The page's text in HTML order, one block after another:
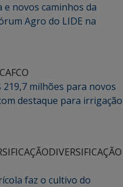
e novos caminhos da
Agro do LIDE na
FCO
219,7 milhões para novos
destaque para irrigação
DIVERSIFICAÇÃO
faz o cultivo do